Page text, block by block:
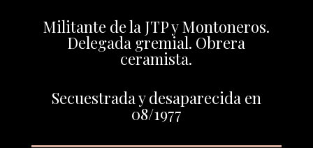
Militante de la JTP y Montoneros.
Delegada gremial. Obrera
ceramista.
Secuestrada y desaparecida en
08/1977